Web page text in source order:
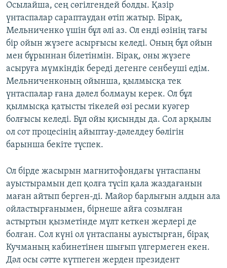
Осылайша, сең сөгілгендей болды. Қазір
үнтаспалар сараптаудан өтіп жатыр. Бірақ,
Мельниченко үшін бұл әлі аз. Ол енді өзінің тағы
бір ойын жүзеге асырғысы келеді. Оның бұл ойын
мен бұрыннан білетінмін. Бірақ, оны жүзеге
асыруға мүмкіндік береді дегенге сенбеуші едім.
Мельниченконың ойынша, қылмысқа тек
үнтаспалар ғана дәлел болмауы керек. Ол бұл
қылмысқа қатысты тікелей өзі ресми куәгер
болғысы келеді. Бұл ойы қисынды да. Сол арқылы
ол сот процесінің айыптау-дәлелдеу бөлігін
барынша бекіте түспек.
Ол бірде жасырын магнитофондағы үнтаспаны
ауыстырамын деп қолға түсіп қала жаздағанын
маған айтып берген-ді. Майор барлығын алдын ала
ойластырғанымен, бірнеше айға созылған
астыртын қызметінде мүлт кеткен жерлері де
болған. Сол күні ол үнтаспаны ауыстырған, бірақ
Кучманың кабинетінен шығып үлгермеген екен.
Дәл осы сәтте күтпеген жерден президент